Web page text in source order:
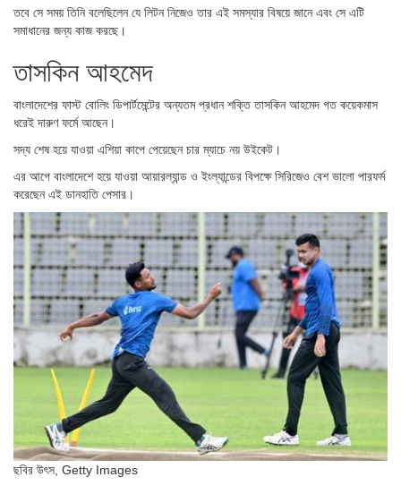
তবে সে সময় তিনি বলেছিলেন যে লিটন নিজেও তার এই সমস্যার বিষয়ে জানে এবং সে এটি
সমাধানের জন্য কাজ করছে।
তাসকিন আহমেদ
বাংলাদেশের ফাস্ট বোলিং ডিপার্টমেন্টের অন্যতম প্রধান শক্তি তাসকিন আহমেদ গত কয়েকমাস
ধরেই দারুণ ফর্মে আছেন।
সদ্য শেষ হয়ে যাওয়া এশিয়া কাপে পেয়েছেন চার ম্যাচে নয় উইকেট।
এর আগে বাংলাদেশে হয়ে যাওয়া আয়ারল্যান্ড ও ইংল্যান্ডের বিপক্ষে সিরিজেও বেশ ভালো পারফর্ম
করেছেন এই ডানহাতি পেসার।
ছবির উৎস, Getty Images